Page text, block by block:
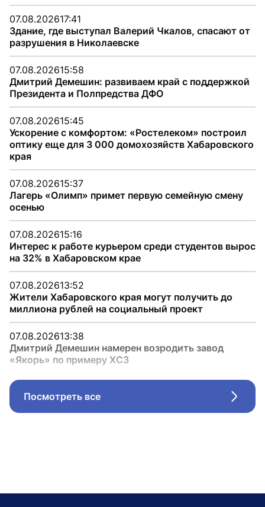
07.08.202617:41
Здание, где выступал Валерий Чкалов, спасают от
разрушения в Николаевске
07.08.202615:58
Дмитрий Демешин: развиваем край с поддержкой
Президента и Полпредства ДФО
07.08.202615:45
Ускорение с комфортом: «Ростелеком» построил
оптику еще для 3 000 домохозяйств Хабаровского
края
07.08.202615:37
Лагерь «Олимп» примет первую семейную смену
осенью
07.08.202615:16
Интерес к работе курьером среди студентов вырос
на 32% в Хабаровском крае
07.08.202613:52
Жители Хабаровского края могут получить до
миллиона рублей на социальный проект
07.08.202613:38
Дмитрий Демешин намерен возродить завод
«Якорь» по примеру ХСЗ
Посмотреть все